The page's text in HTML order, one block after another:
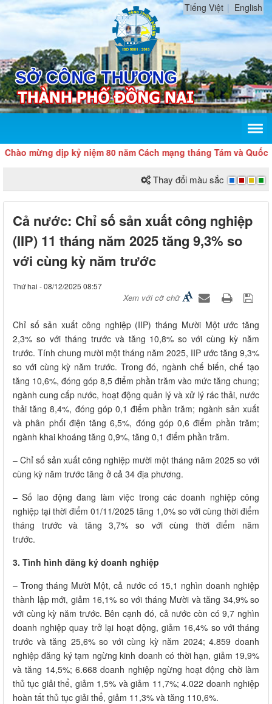
Tiếng Việt English
mừng dịp kỷ niệm 80 năm Cách mạng tháng Tám và Quốc
Thay đổi màu sắc
Cả nước: Chỉ số sản xuất công nghiệp
(IIP) 11 tháng năm 2025 tăng 9,3% so
với cùng kỳ năm trước
Thứ hai - 08/12/2025 08:57
Xem với cỡ chữ
Chỉ số sản xuất công nghiệp (IIP) tháng Mười Một ước tăng
2,3% so với tháng trước và tăng 10,8% so với cùng kỳ năm
trước. Tính chung mười một tháng năm 2025, IIP ước tăng 9,3%
so với cùng kỳ năm trước. Trong đó, ngành chế biến, chế tạo
tăng 10,6%, đóng góp 8,5 điểm phần trăm vào mức tăng chung;
ngành cung cấp nước, hoạt động quản lý và xử lý rác thải, nước
thải tăng 8,4%, đóng góp 0,1 điểm phần trăm; ngành sản xuất
và phân phối điện tăng 6,5%, đóng góp 0,6 điểm phần trăm;
ngành khai khoáng tăng 0,9%, tăng 0,1 điểm phần trăm.
– Chỉ số sản xuất công nghiệp mười một tháng năm 2025 so với
cùng kỳ năm trước tăng ở cả 34 địa phương.
– Số lao động đang làm việc trong các doanh nghiệp công
nghiệp tại thời điểm 01/11/2025 tăng 1,0% so với cùng thời điểm
tháng trước và tăng 3,7% so với cùng thời điểm năm
trước.
3. Tình hình đăng ký doanh nghiệp
– Trong tháng Mười Một, cả nước có 15,1 nghìn doanh nghiệp
thành lập mới, giảm 16,1% so với tháng Mười và tăng 34,9% so
với cùng kỳ năm trước. Bên cạnh đó, cả nước còn có 9,7 nghìn
doanh nghiệp quay trở lại hoạt động, giảm 16,4% so với tháng
trước và tăng 25,6% so với cùng kỳ năm 2024; 4.859 doanh
nghiệp đăng ký tạm ngừng kinh doanh có thời hạn, giảm 19,9%
và tăng 14,5%; 6.668 doanh nghiệp ngừng hoạt động chờ làm
thủ tục giải thể, giảm 1,5% và giảm 11,7%; 4.022 doanh nghiệp
hoàn tất thủ tục giải thể, giảm 11,3% và tăng 110,6%.